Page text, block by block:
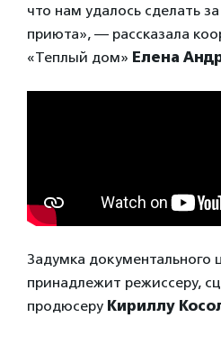
что нам удалось сделать
приюта», — рассказала
«Теплый дом» Елена
Задумка документального
принадлежит режиссеру,
продюсеру Кириллу